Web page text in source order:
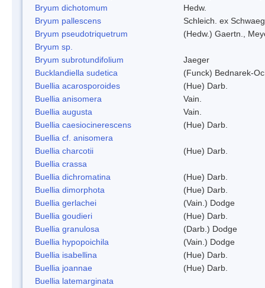
Bryum dichotomum
Hedw.
Bryum pallescens
Schleich. ex
Bryum pseudotriquetrum
(Hedw.) Gaertn.,
Bryum sp.
Bryum subrotundifolium
Jaeger
Bucklandiella sudetica
(Funck) Bednarek-
Buellia acarosporoides
(Hue) Darb.
Buellia anisomera
Vain.
Buellia augusta
Vain.
Buellia caesiocinerescens
(Hue) Darb.
Buellia cf. anisomera
Buellia charcotii
(Hue) Darb.
Buellia crassa
Buellia dichromatina
(Hue) Darb.
Buellia dimorphota
(Hue) Darb.
Buellia gerlachei
(Vain.) Dodge
Buellia goudieri
(Hue) Darb.
Buellia granulosa
(Darb.) Dodge
Buellia hypopoichila
(Vain.) Dodge
Buellia isabellina
(Hue) Darb.
Buellia joannae
(Hue) Darb.
Buellia latemarginata